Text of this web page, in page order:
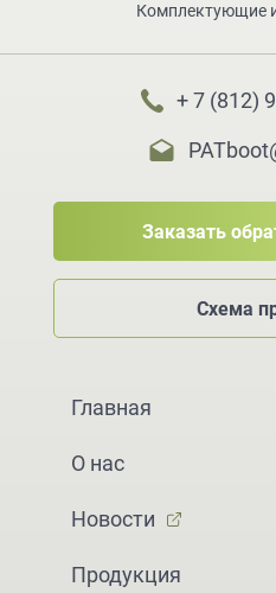
Комплектующие
+ 7 (812)
Заказать
Схема
Главная
О нас
Новости
Продукция